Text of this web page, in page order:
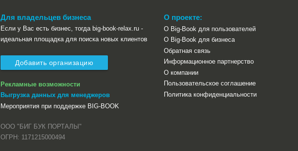
Для владельцев бизнеса
Если у Вас есть бизнес, тогда big-book-relax.ru -
идеальная площадка для поиска новых клиентов
Добавить организацию
Рекламные возможности
Выгрузка данных для менеджеров
Мероприятия при поддержке BIG-BOOK
О проекте:
О Big-Book для пользователей
О Big-Book для бизнеса
Обратная связь
Информационное партнерство
О компании
Пользовательское соглашение
Политика конфиденциальности
ООО "БИГ БУК ПОРТАЛЫ"
ОГРН: 1171215000494